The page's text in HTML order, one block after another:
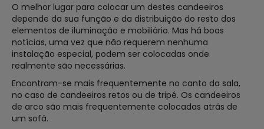
O melhor lugar para colocar um destes candeeiros
depende da sua função e da distribuição do resto dos
elementos de iluminação e mobiliário. Mas há boas
notícias, uma vez que não requerem nenhuma
instalação especial, podem ser colocadas onde
realmente são necessárias.
Encontram-se mais frequentemente no canto da sala,
no caso de candeeiros retos ou de tripé. Os candeeiros
de arco são mais frequentemente colocadas atrás de
um sofá.